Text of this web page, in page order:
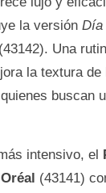
la versión Día
Una
la textura de
buscan
intensivo, el
(43141)